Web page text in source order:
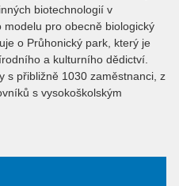
biotechnologií v
pro obecně biologický
o Průhonický park, který je
a kulturního dědictví.
s přibližně 1030 zaměstnanci, z
s vysokoškolským